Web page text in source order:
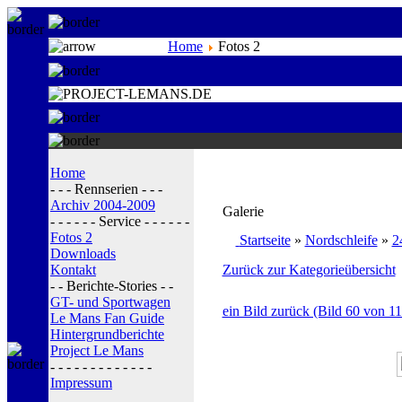
Home Fotos 2
Home
- - - Rennserien - - -
Archiv 2004-2009
- - - - - - Service - - - - - -
Fotos 2
Downloads
Kontakt
- - Berichte-Stories - -
GT- und Sportwagen
Le Mans Fan Guide
Hintergrundberichte
Project Le Mans
- - - - - - - - - - - - -
Impressum
Galerie
Startseite» Nordschleife»
Zurück zur Kategorieübersicht
ein Bild zurück (Bild 60 von